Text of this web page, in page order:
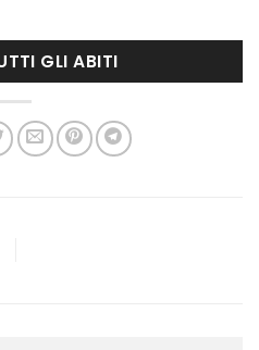
GLI ABITI